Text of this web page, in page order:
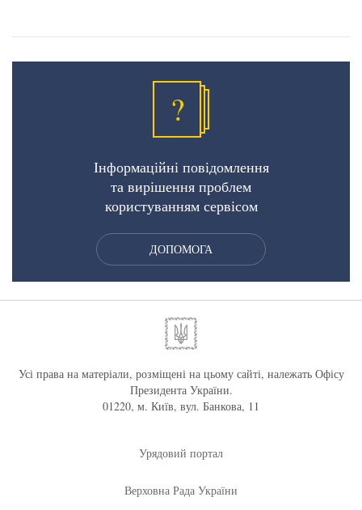
?
Інформаційні повідомлення
та вирішення проблем
користуванням сервісом
ДОПОМОГА
Усі права на матеріали, розміщені на цьому сайті, належать Офісу
Президента України.
01220, м. Київ, вул. Банкова, 11
Урядовий портал
Верховна Рада України